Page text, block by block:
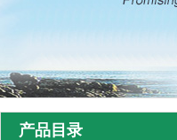
产品目录